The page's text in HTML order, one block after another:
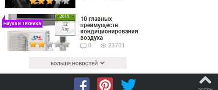
2019
12
Апр
Наука и Техника
10 главных
преимуществ
кондиционирования
воздуха
0
23701
БОЛЬШЕ НОВОСТЕЙ